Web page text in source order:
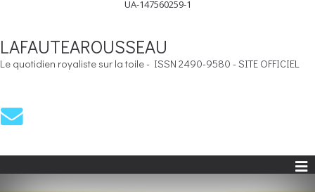
UA-147560259-1
LAFAUTEAROUSSEAU
Le quotidien royaliste sur la toile - ISSN 2490-9580 - SITE OFFICIEL